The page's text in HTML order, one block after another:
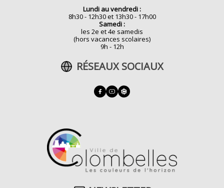
Lundi au vendredi :
8h30 - 12h30 et 13h30 - 17h00
Samedi :
les 2e et 4e samedis
(hors vacances scolaires)
9h - 12h
RÉSEAUX SOCIAUX